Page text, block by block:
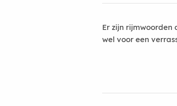
Er zijn rijmwoorden
wel voor een